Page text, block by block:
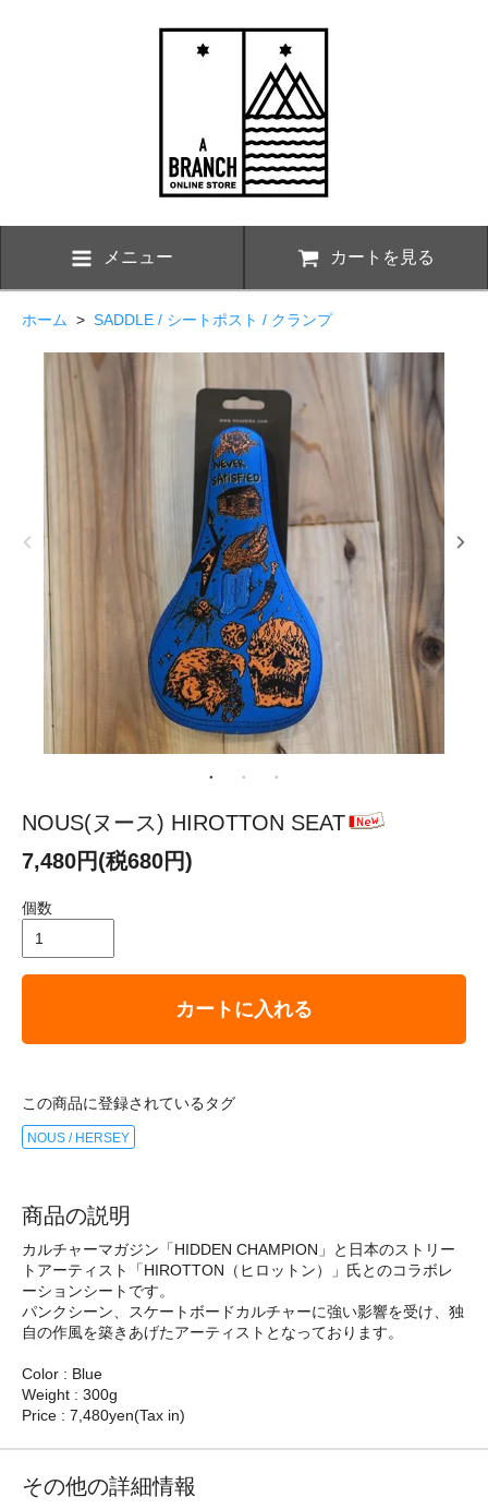
メニュー カートを見る
ホーム > SADDLE / シートポスト / クランプ
NOUS(ヌース) HIROTTON SEAT
7,480円(税680円)
個数
カートに入れる
この商品に登録されているタグ
NOUS / HERSEY
商品の説明
カルチャーマガジン「HIDDEN CHAMPION」と日本のストリー
トアーティスト「HIROTTON（ヒロットン）」氏とのコラボレ
ーションシートです。
パンクシーン、スケートボードカルチャーに強い影響を受け、独
自の作風を築きあげたアーティストとなっております。
Color : Blue
Weight : 300g
Price : 7,480yen(Tax in)
その他の詳細情報